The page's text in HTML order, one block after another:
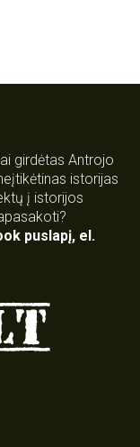
girdėtas Antrojo
istorijas
į istorijos
puslapį, el.